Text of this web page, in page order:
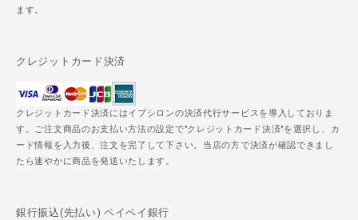
ます。
クレジットカード決済
クレジットカード決済にはイプシロンの決済代行サービスを導入しておりま
す。ご注文商品のお支払い方法の設定で"クレジットカード決済"を選択し、カ
ード情報を入力後、注文を完了して下さい。当店の方で決済が確認できまし
たら速やかに商品を発送いたします。
銀行振込(先払い) ペイペイ銀行